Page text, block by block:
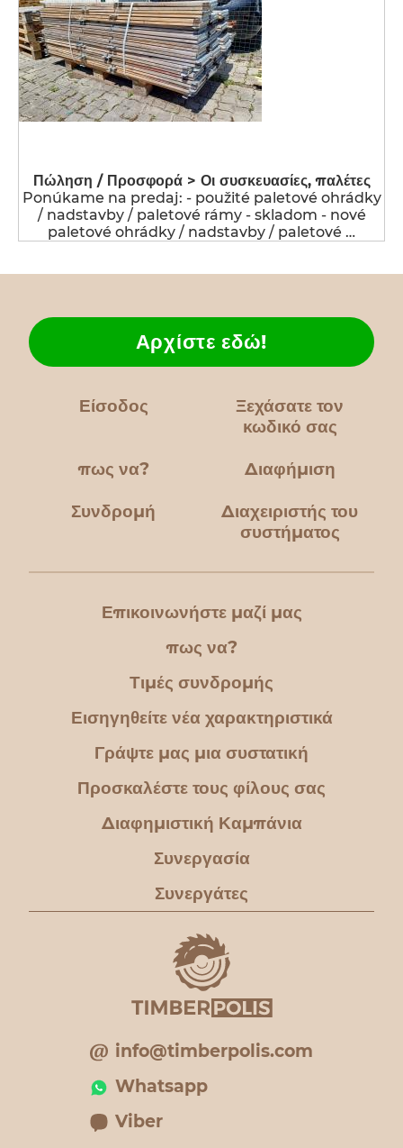
Πώληση / Προσφορά > Οι συσκευασίες, παλέτες
Ponúkame na predaj: - použité paletové ohrádky
/ nadstavby / paletové rámy - skladom - nové
paletové ohrádky / nadstavby / paletové …
Είσοδος
Ξεχάσατε τον
κωδικό σας
πως να?
Αρχίστε εδώ!
Διαφήμιση
Συνδρομή
Διαχειριστής του
συστήματος
Επικοινωνήστε μαζί μας
πως να?
Τιμές συνδρομής
Εισηγηθείτε νέα χαρακτηριστικά
Γράψτε μας μια συστατική
Προσκαλέστε τους φίλους σας
Διαφημιστική Καμπάνια
Συνεργασία
Συνεργάτες
info@timberpolis.com
Whatsapp
Viber